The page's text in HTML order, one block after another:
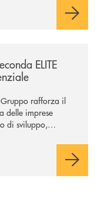
ELITE
rafforza il
delle imprese
di sviluppo,